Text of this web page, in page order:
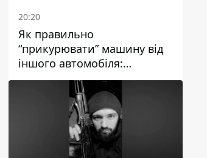
20:20
Як правильно
“прикурювати” машину від
іншого автомобіля:
інструкція для водіїв